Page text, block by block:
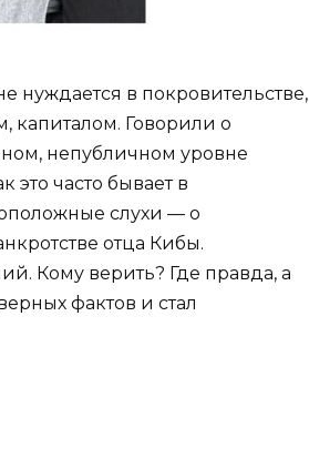
нуждается в покровительстве,
капиталом. Говорили о
непубличном уровне
это часто бывает в
слухи — о
отца Кибы.
Кому верить? Где правда, а
фактов и стал